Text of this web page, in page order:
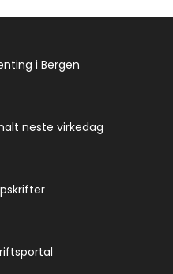
Bergeni Bergen
neste virkedag